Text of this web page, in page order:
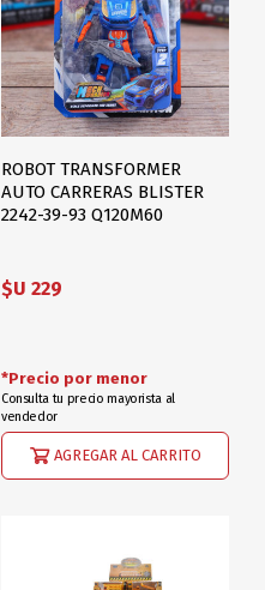
ROBOT TRANSFORMER
AUTO CARRERAS BLISTER
2242-39-93 Q120M60
$U 229
AGREGAR AL CARRITO
*Precio por menor
Consulta tu precio mayorista al
vendedor